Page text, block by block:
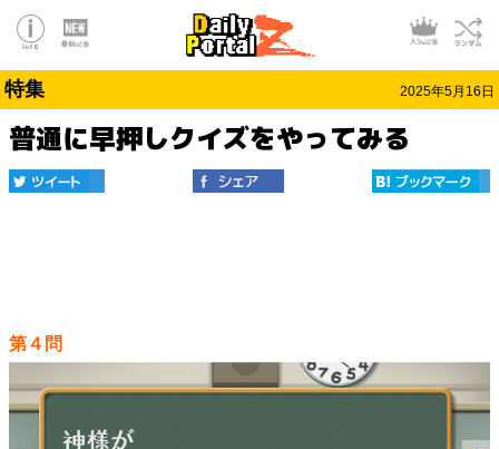
特集 2025年5月16日
普通に早押しクイズをやってみる
第４問